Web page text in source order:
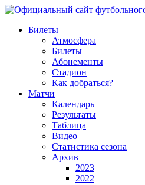
Билеты
Атмосфера
Билеты
Абонементы
Стадион
Как добраться?
Матчи
Календарь
Результаты
Таблица
Видео
Статистика сезона
Архив
2023
2022